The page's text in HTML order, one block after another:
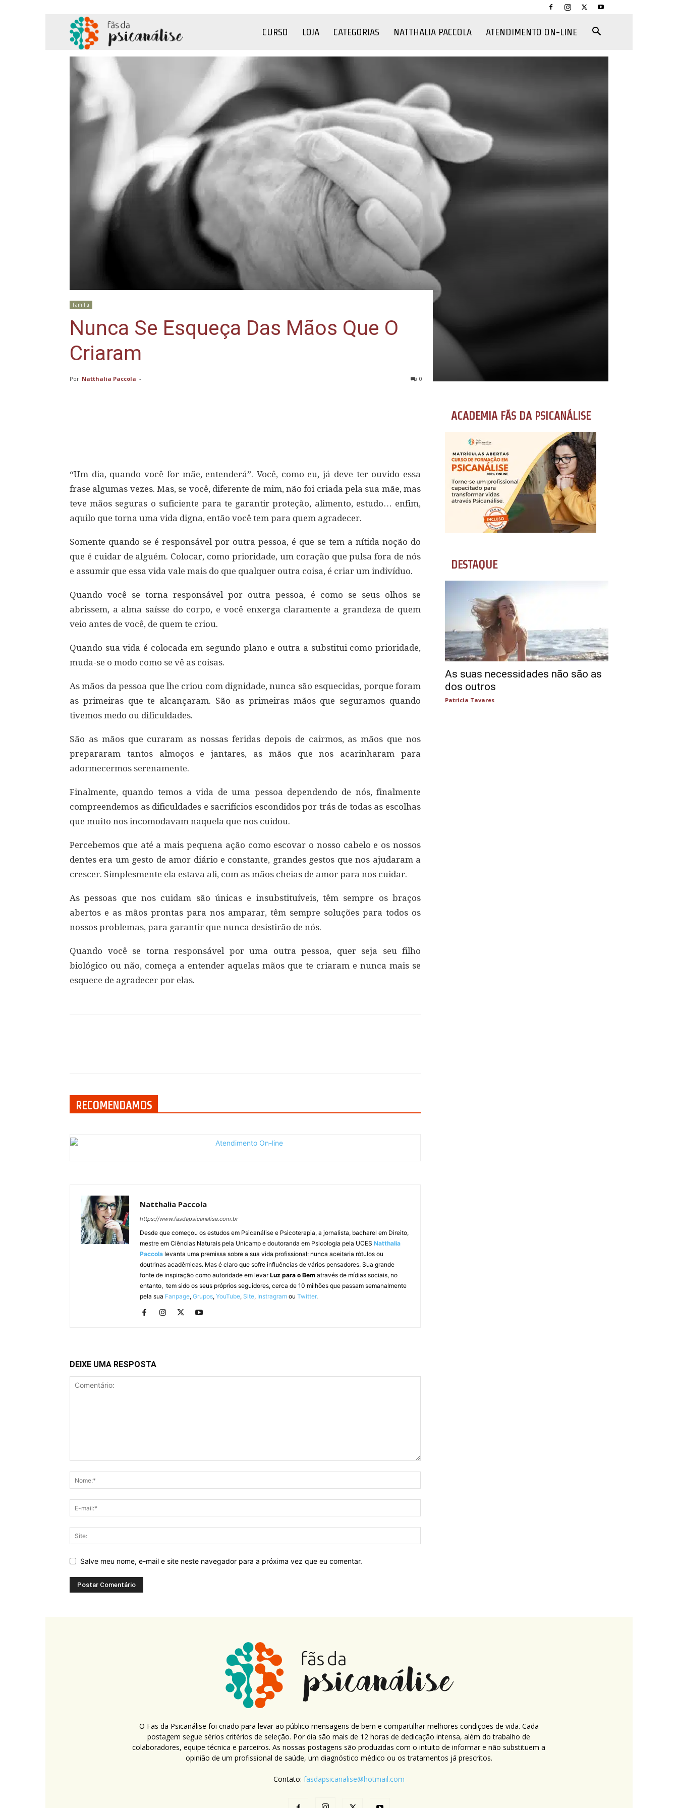
CURSO LOJA CATEGORIAS NATTHALIA PACCOLA ATENDIMENTO ON-LINE
Família
Nunca Se Esqueça Das Mãos Que O
Criaram
Por Natthalia Paccola - 0
“Um dia, quando você for mãe, entenderá”. Você, como eu, já deve ter ouvido essa
frase algumas vezes. Mas, se você, diferente de mim, não foi criada pela sua mãe, mas
teve mãos seguras o suficiente para te garantir proteção, alimento, estudo… enfim,
aquilo que torna uma vida digna, então você tem para quem agradecer.
Somente quando se é responsável por outra pessoa, é que se tem a nítida noção do
que é cuidar de alguém. Colocar, como prioridade, um coração que pulsa fora de nós
e assumir que essa vida vale mais do que qualquer outra coisa, é criar um indivíduo.
Quando você se torna responsável por outra pessoa, é como se seus olhos se
abrissem, a alma saísse do corpo, e você enxerga claramente a grandeza de quem
veio antes de você, de quem te criou.
Quando sua vida é colocada em segundo plano e outra a substitui como prioridade,
muda-se o modo como se vê as coisas.
As mãos da pessoa que lhe criou com dignidade, nunca são esquecidas, porque foram
as primeiras que te alcançaram. São as primeiras mãos que seguramos quando
tivemos medo ou dificuldades.
São as mãos que curaram as nossas feridas depois de cairmos, as mãos que nos
prepararam tantos almoços e jantares, as mãos que nos acarinharam para
adormecermos serenamente.
Finalmente, quando temos a vida de uma pessoa dependendo de nós, finalmente
compreendemos as dificuldades e sacrifícios escondidos por trás de todas as escolhas
que muito nos incomodavam naquela que nos cuidou.
Percebemos que até a mais pequena ação como escovar o nosso cabelo e os nossos
dentes era um gesto de amor diário e constante, grandes gestos que nos ajudaram a
crescer. Simplesmente ela estava ali, com as mãos cheias de amor para nos cuidar.
As pessoas que nos cuidam são únicas e insubstituíveis, têm sempre os braços
abertos e as mãos prontas para nos amparar, têm sempre soluções para todos os
nossos problemas, para garantir que nunca desistirão de nós.
Quando você se torna responsável por uma outra pessoa, quer seja seu filho
biológico ou não, começa a entender aquelas mãos que te criaram e nunca mais se
esquece de agradecer por elas.
RECOMENDAMOS
Natthalia Paccola
https://www.fasdapsicanalise.com.br
Desde que começou os estudos em Psicanálise e Psicoterapia, a jornalista, bacharel em Direito,
mestre em Ciências Naturais pela Unicamp e doutoranda em Psicologia pela UCES Natthalia
Paccola levanta uma premissa sobre a sua vida profissional: nunca aceitaria rótulos ou
doutrinas acadêmicas. Mas é claro que sofre influências de vários pensadores. Sua grande
fonte de inspiração como autoridade em levarLuz para o Bem através de mídias sociais, no
entanto, tem sido os seus próprios seguidores, cerca de 10 milhões que passam semanalmente
pela sua Fanpage, Grupos, YouTube, Site, Instragram ou Twitter.
DEIXE UMA RESPOSTA
Salve meu nome, e-mail e site neste navegador para a próxima vez que eu comentar.
ACADEMIA FÃS DA PSICANÁLISE
DESTAQUE
As suas necessidades não são as
dos outros
Patricia Tavares
O Fãs da Psicanálise foi criado para levar ao público mensagens de bem e compartilhar melhores condições de vida. Cada
postagem segue sérios critérios de seleção. Por dia são mais de 12 horas de dedicação intensa, além do trabalho de
colaboradores, equipe técnica e parceiros. As nossas postagens são produzidas com o intuito de informar e não substituem a
opinião de um profissional de saúde, um diagnóstico médico ou os tratamentos já prescritos.
Contato: fasdapsicanalise@hotmail.com